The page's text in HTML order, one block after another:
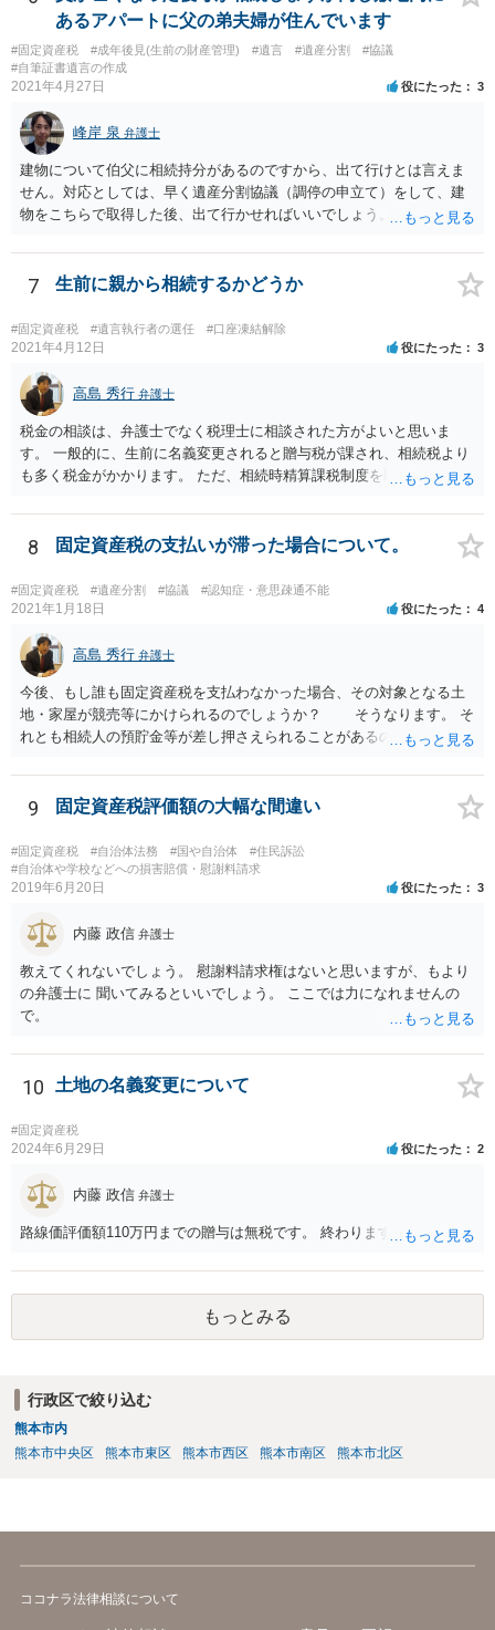
ですかね。あるアパートに父の弟夫婦が住んでいます
#固定資産税 #成年後見(生前の財産管理) #遺言 #遺産分割
#協議
#自筆証書遺言の作成
2021年4月27日 役にたった 3
峰岸 泉 弁護士
建物について伯父に相続持分があるのですから、出て行けとは言えま
せん。対応としては、早く遺産分割協議（調停の申立て）をして、建
物をこちらで取得した後、出て行かせればいいでしょう。 建物の固定
っていない部分については請求すればいいと思います。 なお、家賃に
ついては、お父様自身が遺産分割手続をしなかったのですから、あき
7 生前に親から相続するかどうか
#固定資産税 #遺言執行者の選任 #口座凍結解除
2021年4月12日 役にたった 3
高島 秀行 弁護士
税金の相談は、弁護士でなく税理士に相談された方がよいと思いま
す。 一般的に、生前に名義変更されると贈与税が課され、相続税より
も多く税金がかかります。 ただ、相続時精算課税制度を取れば、実質
ういう場合にどれくらい税金がかかるか計算してもらって どういう方
針を取るか決められたらよいと思います。
8 固定資産税の支払いが滞った場合について。
#固定資産税 #遺産分割 #協議 #認知症・意思疎通不能
2021年1月18日 役にたった 4
高島 秀行 弁護士
今後、もし誰も固定資産税を支払わなかった場合、その対象となる土
地・家屋が競売等にかけられるのでしょうか？ そうなります。 そ
れとも相続人の預貯金等が差し押さえられることがあるのでしょう
ます。 また、固定資産税は遺産分割協議が整わない限り、法定相続分
ではなくあくまで不可分債務（？）ということになって相続人全員、
で、相続人全員の責任となります。 あなたが立て替えておき、遺
産分割の際に精算するのがよいと思います。 遺産分割協議が進ま
ないのであれば、弁護士に相談して、遺産分割調停や審判を した
9 固定資産税評価額の大幅な間違い
#固定資産税 #自治体法務 #国や自治体
#住民訴訟
#自治体や学校などへの損害賠償・慰謝料請求
2019年6月20日 役にたった 3
内藤 政信 弁護士
教えてくれないでしょう。 慰謝料請求権はないと思いますが、もより
の弁護士に 聞いてみるといいでしょう。 ここでは力になれませんの
で。
10 土地の名義変更について
#固定資産税
2024年6月29日 役にたった 2
内藤 政信 弁護士
路線価評価額110万円までの贈与は無税です。 終わります。
もっとみる
行政区で絞り込む
熊本市内
熊本市中央区
熊本市東区 熊本市西区 熊本市南区 熊本市北区
ココナラ法律相談について